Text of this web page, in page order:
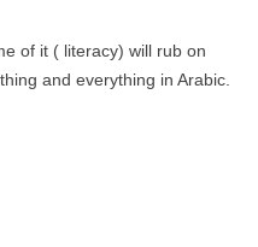
of it ( literacy) will rub on
and everything in Arabic.